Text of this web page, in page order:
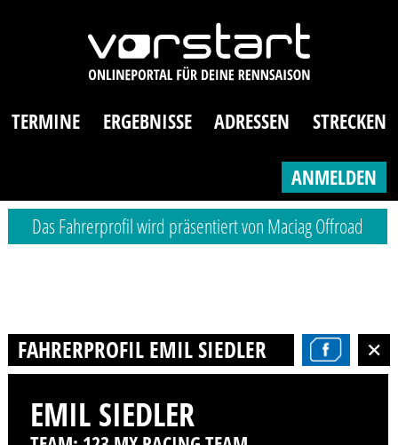
TERMINE ERGEBNISSE ADRESSEN STRECKEN
ANMELDEN
Das Fahrerprofil wird präsentiert von Maciag Offroad
FAHRERPROFIL EMIL SIEDLER
EMIL SIEDLER